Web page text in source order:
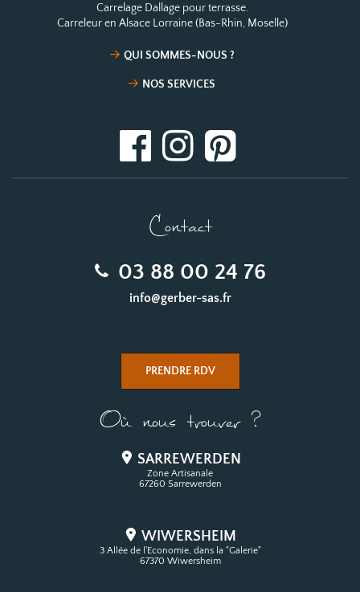
Carrelage Dallage pour terrasse.
Carreleur en Alsace Lorraine (Bas-Rhin, Moselle)
QUI SOMMES-NOUS ?
NOS SERVICES
Contact
03 88 00 24 76
info@gerber-sas.fr
PRENDRE RDV
Où nous trouver ?
SARREWERDEN
Zone Artisanale
67260 Sarrewerden
WIWERSHEIM
3 Allée de l'Economie, dans la "Galerie"
67370 Wiwersheim